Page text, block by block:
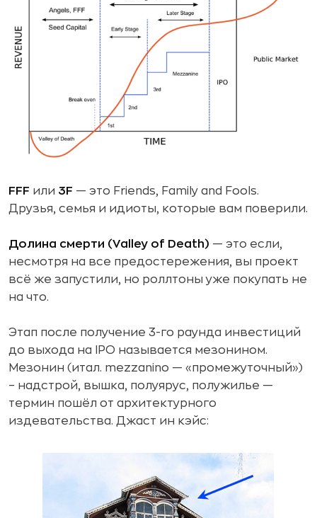
FFF или 3F — это Friends, Family and Fools.
Друзья, семья и идиоты, которые вам поверили.
Долина смерти (Valley of Death) — это если,
несмотря на все предостережения, вы проект
всё же запустили, но роллтоны уже покупать не
на что.
Этап после получение 3-го раунда инвестиций
до выхода на IPO называется мезонином.
Мезонин (итал. mezzanino — «промежуточный»)
– надстрой, вышка, полуярус, полужилье —
термин пошёл от архитектурного
издевательства. Джаст ин кэйс: